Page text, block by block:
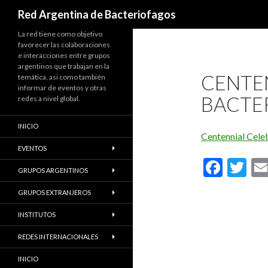
Red Argentina de Bacteriofagos
Centennial
F
T
La red tiene como objetivo
favorecer las colaboraciones
e interacciones entre grupos
argentinos que trabajan en la
temática, asi como también
informar de eventos y otras
redes a nivel global.
INICIO
EVENTOS
GRUPOS ARGENTINOS
GRUPOS EXTRANJEROS
INSTITUTOS
REDES INTERNACIONALES
INICIO